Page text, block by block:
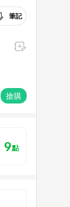
筆記
搶購
9點